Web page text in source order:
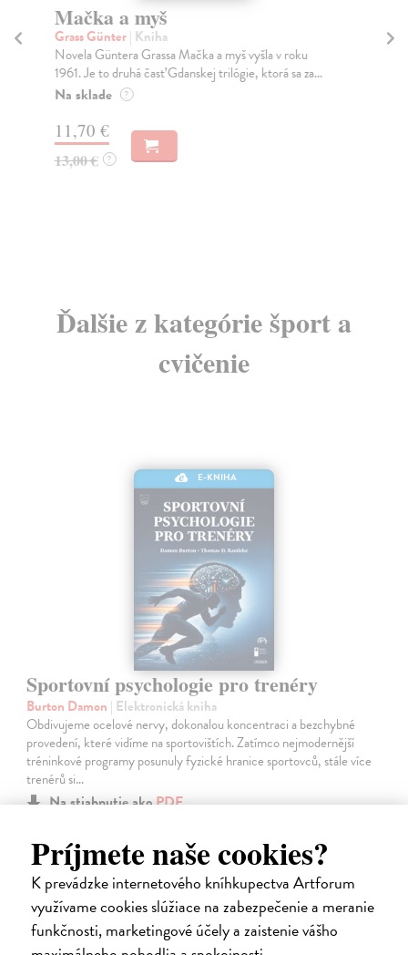
Príjmete naše cookies?
K prevádzke internetového kníhkupectva Artforum
využívame cookies slúžiace na zabezpečenie a meranie
funkčnosti, marketingové účely a zaistenie vášho
Mačka a myš
Grass Günter| Kniha
Novela Güntera Grassa Mačka a myš vyšla v roku
1961. Je to druhá časť Gdanskej trilógie, ktorá sa za...
Na sklade ?
11,70 €
13,00 € ?
Ďalšie z kategórie šport a
cvičenie
E-KNIHA
Sportovní psychologie pro trenéry
Burton Damon | Elektronická kniha
Obdivujeme ocelové nervy, dokonalou koncentraci a bezchybné
provedení, které vidíme na sportovištích. Zatímco nejmodernější
tréninkové programy posunuly fyzické hranice sportovců, stále více
trenérů si…
Na stiahnutie akoPDF
21,29 €